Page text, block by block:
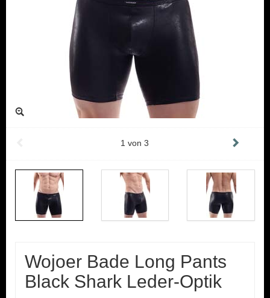
1 von3
Wojoer Bade Long Pants
Black Shark Leder-Optik